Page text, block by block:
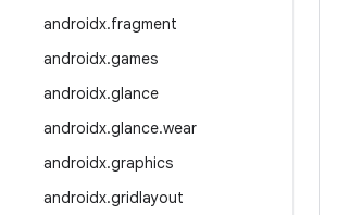
androidx.fragment
androidx.games
androidx.glance
androidx.glance.wear
androidx.graphics
androidx.gridlayout